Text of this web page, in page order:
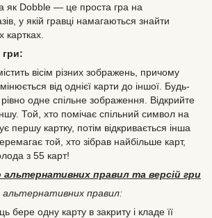
як Dobble — це проста гра на
у якій гравці намагаються знайти
гри:
вісім різних зображень, причому
від однієї карти до іншої. Будь-
одне спільне зображення. Відкрийте
Той, хто помічає спільний символ на
першу картку, потім відкривається інша
той, хто зібрав найбільше карт,
з 55 карт!
альтернативних правил та версій гри
альтернативних правил:
бере одну карту в закриту і кладе її